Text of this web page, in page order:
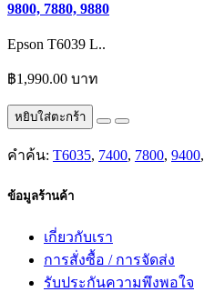
9800, 7880, 9880
Epson T6039 L..
฿1,990.00 บาท
หยิบใส่ตะกร้า
คำค้น: T6035, 7400, 7800, 9400,
ข้อมูลร้านค้า
เกี่ยวกับเรา
การสั่งซื้อ / การจัดส่ง
รับประกันความพึงพอใจ